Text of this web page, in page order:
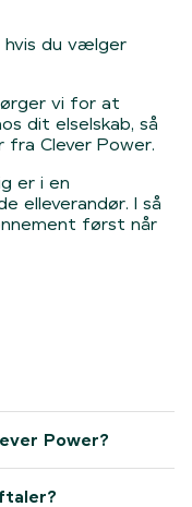
hvis du vælger
vi for at
dit elselskab, så
fra Clever Power.
er i en
elleverandør. I så
først når
Power?